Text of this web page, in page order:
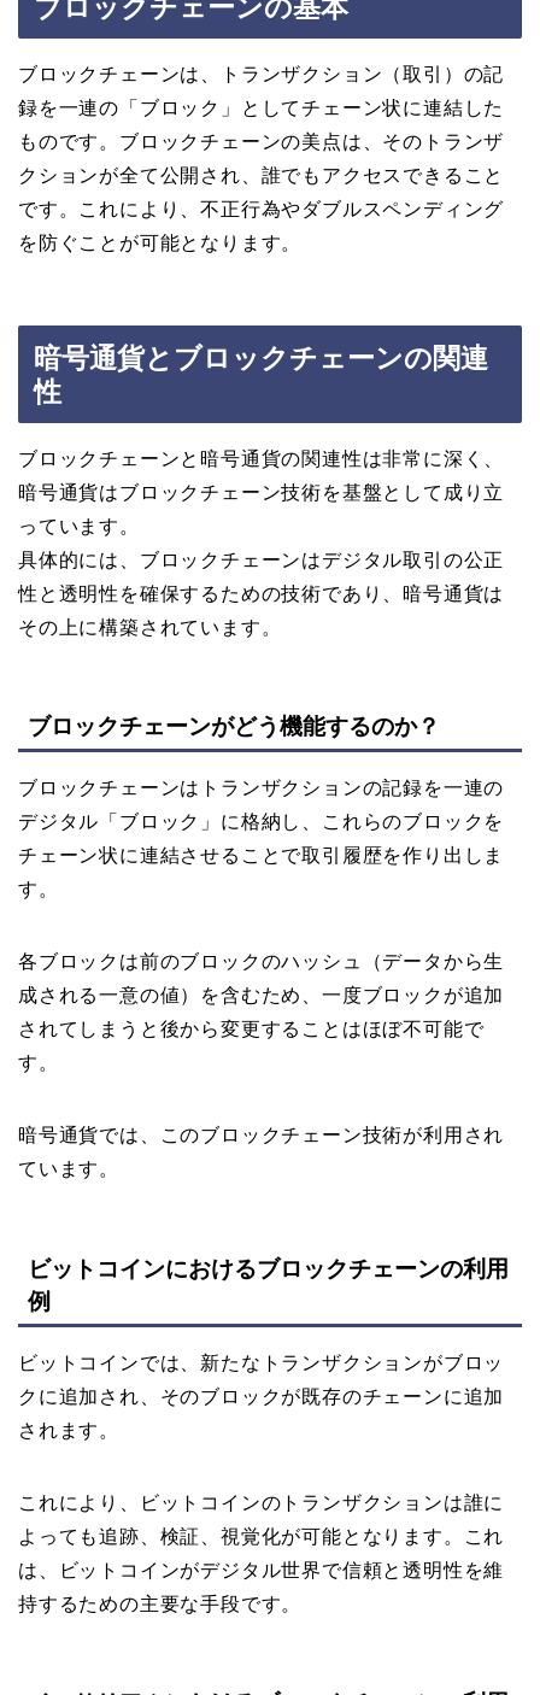
ブロックチェーンの基本
ブロックチェーンは、トランザクション（取引）の記
録を一連の「ブロック」としてチェーン状に連結した
ものです。ブロックチェーンの美点は、そのトランザ
クションが全て公開され、誰でもアクセスできること
です。これにより、不正行為やダブルスペンディング
を防ぐことが可能となります。
暗号通貨とブロックチェーンの関連
性
ブロックチェーンと暗号通貨の関連性は非常に深く、
暗号通貨はブロックチェーン技術を基盤として成り立
っています。
具体的には、ブロックチェーンはデジタル取引の公正
性と透明性を確保するための技術であり、暗号通貨は
その上に構築されています。
ブロックチェーンがどう機能するのか？
ブロックチェーンはトランザクションの記録を一連の
デジタル「ブロック」に格納し、これらのブロックを
チェーン状に連結させることで取引履歴を作り出しま
す。
各ブロックは前のブロックのハッシュ（データから生
成される一意の値）を含むため、一度ブロックが追加
されてしまうと後から変更することはほぼ不可能で
す。
暗号通貨では、このブロックチェーン技術が利用され
ています。
ビットコインにおけるブロックチェーンの利用
例
ビットコインでは、新たなトランザクションがブロッ
クに追加され、そのブロックが既存のチェーンに追加
されます。
これにより、ビットコインのトランザクションは誰に
よっても追跡、検証、視覚化が可能となります。これ
は、ビットコインがデジタル世界で信頼と透明性を維
持するための主要な手段です。